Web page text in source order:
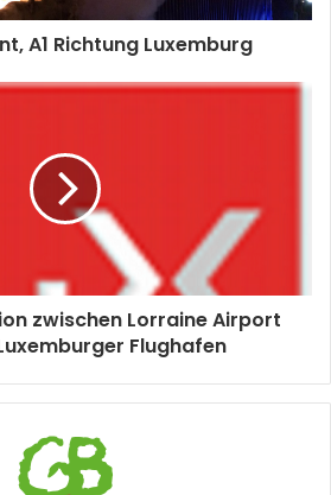
A1 Richtung Luxemburg
zwischen Lorraine Airport
Flughafen